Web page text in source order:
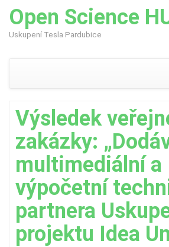
Open Science
Uskupení Tesla Pardubice
Výsledek
zakázky:
multimediální a
výpočetní
partnera
projektu Idea